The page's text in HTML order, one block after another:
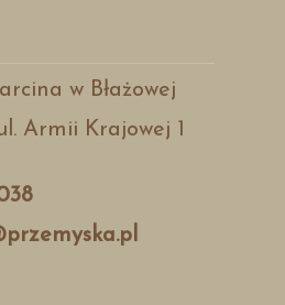
w Błażowej
Armii Krajowej 1